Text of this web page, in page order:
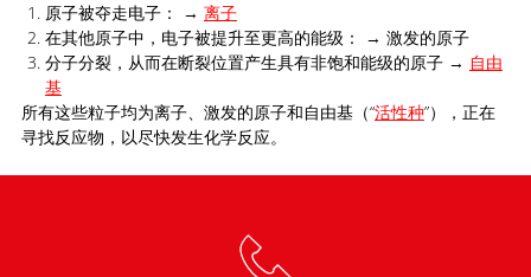
原子被夺走电子： → 离子
在其他原子中，电子被提升至更高的能级： → 激发的原子
分子分裂，从而在断裂位置产生具有非饱和能级的原子 → 自由
基
所有这些粒子均为离子、激发的原子和自由基（“活性种”），正在
寻找反应物，以尽快发生化学反应。